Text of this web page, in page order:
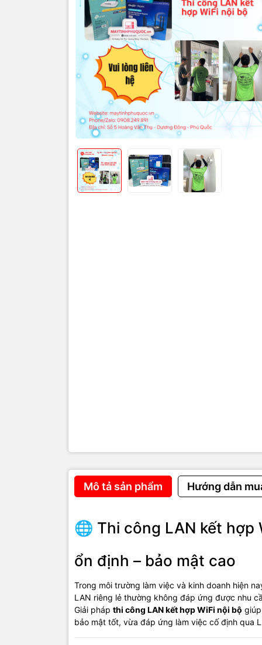
Mô tả sản phẩm Hướng dẫn
🌐 Thi công LAN kết hợp
ổn định – bảo mật cao
Trong môi trường làm việc và kinh doanh hiện
LAN riêng lẻ thường không đáp ứng được nhu
Giải pháp thi công LAN kết hợp WiFi nội bộ
bảo mật tốt, vừa đáp ứng làm việc cố định qua
🌐
ổn
Trong môi
mạng LAN
Giải pháp
định, bảo
WiFi.
- Đông
- Di
- Khó kiểm
🧰
- Dây
- Switch
- Router